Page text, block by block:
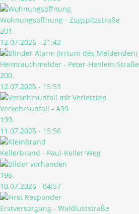
Wohnungsöffnung - Zugspitzstraße
201.
12.07.2026 - 21:42
Heimrauchmelder - Peter-Henlein-Straße
200.
12.07.2026 - 15:53
Verkehrsunfall - A99
199.
11.07.2026 - 15:56
Kellerbrand - Paul-Keller-Weg
198.
10.07.2026 - 04:57
Erstversorgung - Waldluststraße